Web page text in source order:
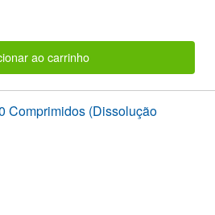
ao carrinho
Comprimidos (Dissolução